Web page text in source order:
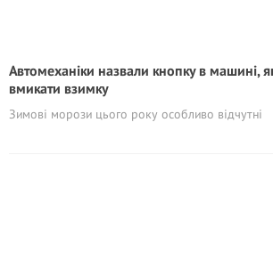
Автомеханіки назвали кнопку в машині,
вмикати взимку
Зимові морози цього року особливо відчутні